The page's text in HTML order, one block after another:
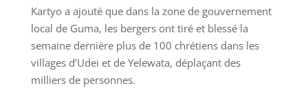
Kartyo a ajouté que dans la zone de gouvernement
local de Guma, les bergers ont tiré et blessé la
semaine dernière plus de 100 chrétiens dans les
villages d’Udei et de Yelewata, déplaçant des
milliers de personnes.